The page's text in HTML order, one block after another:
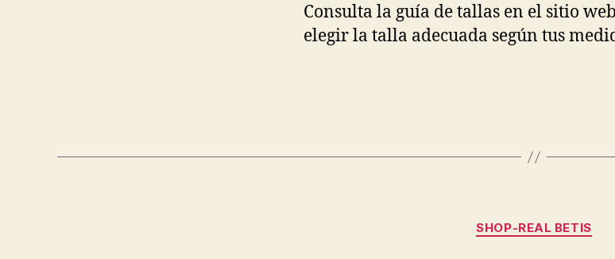
Consulta la guía de tallas en el sitio
elegir la talla adecuada según tus
Categorías
SHOP-REAL BETIS